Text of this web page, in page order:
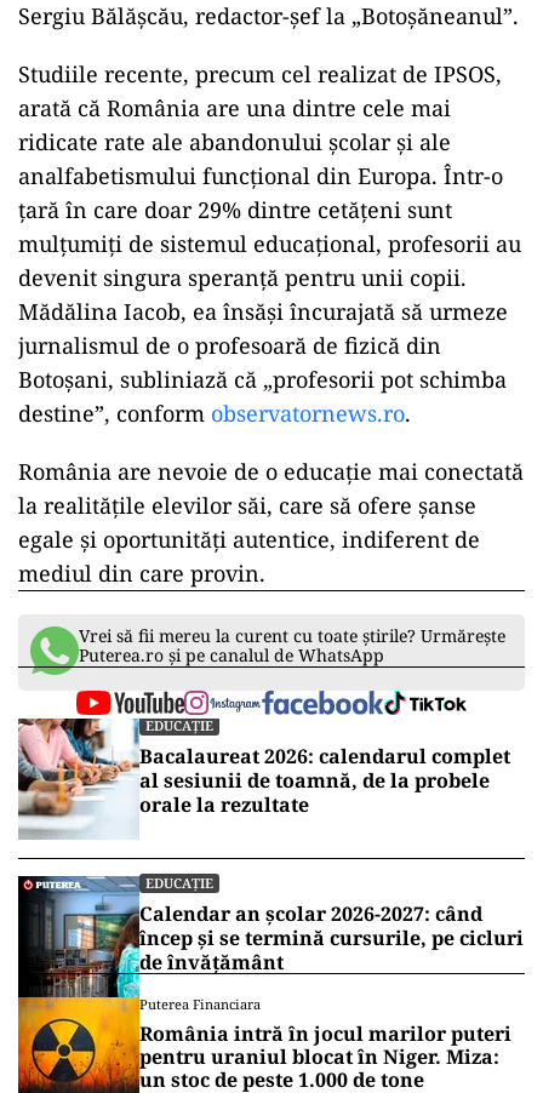
Sergiu Bălășcău, redactor-șef la „Botoșăneanul”.
Studiile recente, precum cel realizat de IPSOS,
arată că România are una dintre cele mai
ridicate rate ale abandonului școlar și ale
analfabetismului funcțional din Europa. Într-o
țară în care doar 29% dintre cetățeni sunt
mulțumiți de sistemul educațional, profesorii au
devenit singura speranță pentru unii copii.
Mădălina Iacob, ea însăși încurajată să urmeze
jurnalismul de o profesoară de fizică din
Botoșani, subliniază că „profesorii pot schimba
destine”, conform observatornews.ro.
România are nevoie de o educație mai conectată
la realitățile elevilor săi, care să ofere șanse
egale și oportunități autentice, indiferent de
mediul din care provin.
Vrei să fii mereu la curent cu toate știrile? Urmărește
Puterea.ro și pe canalul de WhatsApp
EDUCAȚIE
Bacalaureat 2026: calendarul complet
al sesiunii de toamnă, de la probele
orale la rezultate
EDUCAȚIE
Calendar an școlar 2026-2027: când
încep și se termină cursurile, pe cicluri
de învățământ
Puterea Financiara
România intră în jocul marilor puteri
pentru uraniul blocat în Niger. Miza:
un stoc de peste 1.000 de tone